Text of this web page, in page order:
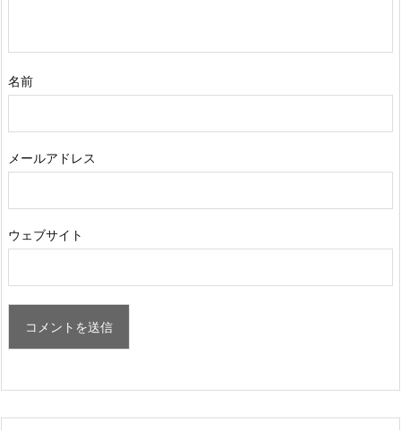
名前
メールアドレス
ウェブサイト